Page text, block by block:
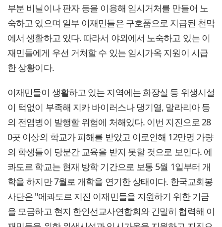
부분 비닐이나 판자 등을 이용해 임시거처를 만들어 노
숙하고 있으며 일부 이재민들은 구호품으로 지급된 천막
에서 생활하고 있다. 따라서 야외에서 노숙하고 있는 이
재민들에게 우선 거처할 수 있는 임시가옥 지원이 시급
한 상황이다.
이재민들이 생활하고 있는 지역에는 화장실 등 위생시설
이 턱없이 부족해 지카 바이러스나 댕기열, 말라리아 등
의 전염병이 발행할 위험에 처해있다. 이번 지진으로 28
0곳 이상의 학교가 피해를 받았고 이로인해 12만명 가량
의 학생들이 당분간 교육을 받지 못할 것으로 보인다. 에
콰도르 학교는 현재 방학 기간으로 보통 5월 1일부터 개
학을 하지만 7월로 개학을 연기한 상태이다. 한국교회봉
사단은 "에콰도르 지진 이재민들을 지원하기 위한 기금
을 모금하고 현지 한인선교사연합회와 긴밀히 협력해 이